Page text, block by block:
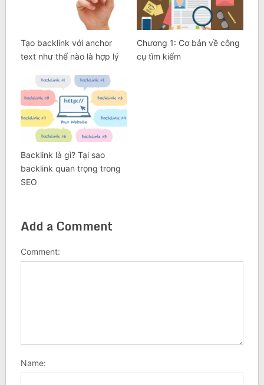
Tạo backlink với anchor
text như thế nào là hợp lý
Chương 1: Cơ bản về công
cụ tìm kiếm
Backlink là gì? Tại sao
backlink quan trọng trong
SEO
Add a Comment
Comment:
Name: